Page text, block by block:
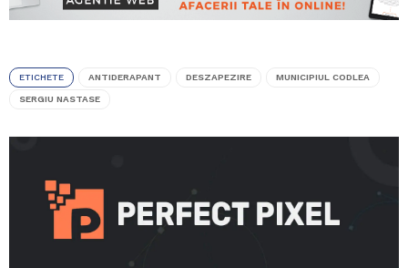
ETICHETE ANTIDERAPANT DESZAPEZIRE MUNICIPIUL CODLEA
SERGIU NASTASE